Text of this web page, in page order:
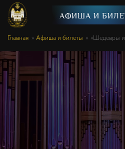
АФИША И
Главная Афиша и билеты «Шедевры